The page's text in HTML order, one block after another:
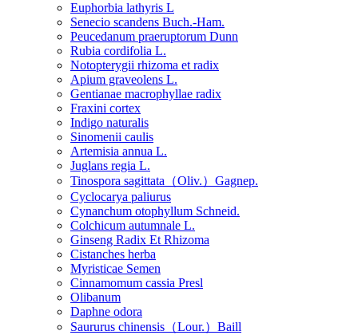
Euphorbia lathyris L
Senecio scandens Buch.-Ham.
Peucedanum praeruptorum Dunn
Rubia cordifolia L.
Notopterygii rhizoma et radix
Apium graveolens L.
Gentianae macrophyllae radix
Fraxini cortex
Indigo naturalis
Sinomenii caulis
Artemisia annua L.
Juglans regia L.
Tinospora sagittata（Oliv.）Gagnep.
Cyclocarya paliurus
Cynanchum otophyllum Schneid.
Colchicum autumnale L.
Ginseng Radix Et Rhizoma
Cistanches herba
Myristicae Semen
Cinnamomum cassia Presl
Olibanum
Daphne odora
Saururus chinensis（Lour.）Baill